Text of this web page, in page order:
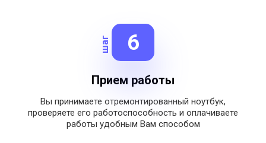
6
шаг
Прием работы
Вы принимаете отремонтированный ноутбук,
проверяете его работоспособность и оплачиваете
работы удобным Вам способом